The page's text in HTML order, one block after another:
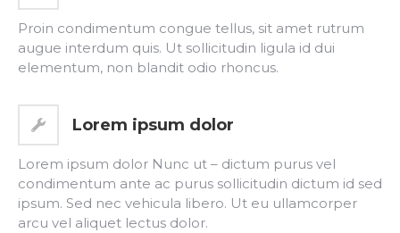
Proin condimentum congue tellus, sit amet rutrum
augue interdum quis. Ut sollicitudin ligula id dui
elementum, non blandit odio rhoncus.
Lorem ipsum dolor
Lorem ipsum dolor Nunc ut – dictum purus vel
condimentum ante ac purus sollicitudin dictum id sed
ipsum. Sed nec vehicula libero. Ut eu ullamcorper
arcu vel aliquet lectus dolor.